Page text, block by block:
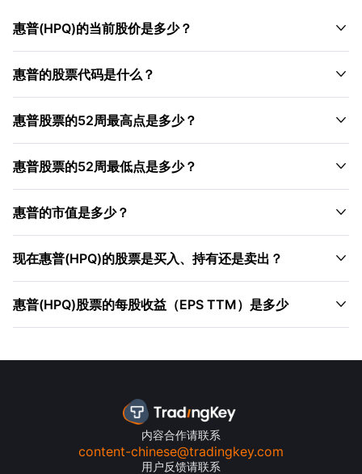
惠普(HPQ)的当前股价是多少？ 
惠普的股票代码是什么？ 
惠普股票的52周最高点是多少？ 
惠普股票的52周最低点是多少？ 
惠普的市值是多少？ 
现在惠普(HPQ)的股票是买入、持有还是卖出？ 
惠普(HPQ)股票的每股收益（EPS TTM）是多少 
内容合作请联系
content-chinese@tradingkey.com
用户反馈请联系